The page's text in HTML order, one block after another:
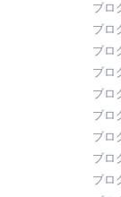
ブロ
ブロ
ブロ
ブロ
ブロ
ブロ
ブロ
ブロ
ブロ